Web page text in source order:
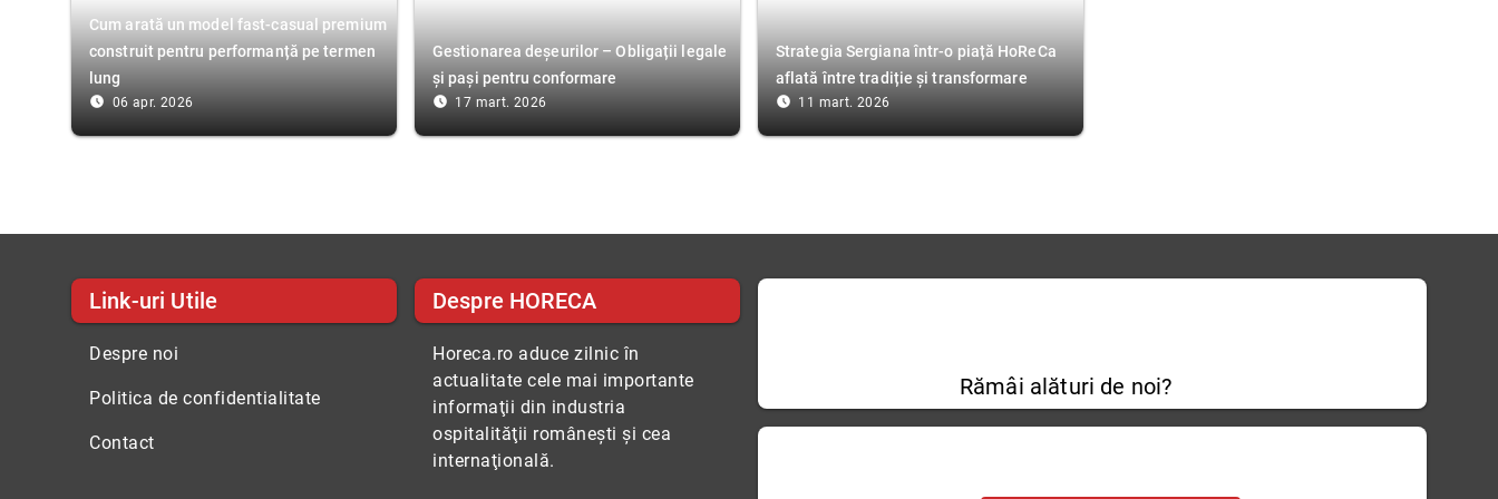
Cum arată un model fast-casual premium
construit pentru performanță pe termen
lung
access_time_filled 06 apr. 2026
Gestionarea deșeurilor – Obligații legale
și pași pentru conformare
access_time_filled 17 mart. 2026
Strategia Sergiana într-o piață HoReCa
aflată între tradiție și transformare
access_time_filled 11 mart. 2026
Link-uri Utile
Despre noi
Politica de confidentialitate
Contact
Despre HORECA
Horeca.ro aduce zilnic în
actualitate cele mai importante
informaţii din industria
ospitalităţii româneşti şi cea
internaţională.
Rămâi alături de noi?